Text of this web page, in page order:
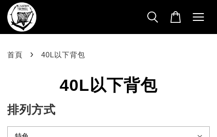
首頁 › 40L以下背包
40L以下背包
排列方式